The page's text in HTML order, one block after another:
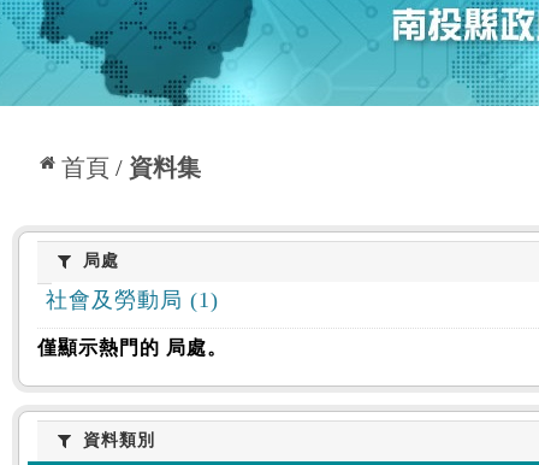
首頁 資料集
:::
局處局處
社會及勞動局 (1)
僅顯示熱門的 局處。
資料類別
資料類別